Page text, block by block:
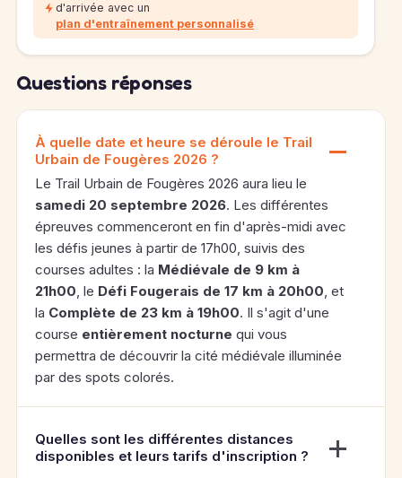
d'arrivée avec un
plan d'entraînement personnalisé
Questions réponses
À quelle date et heure se déroule le Trail
Urbain de Fougères 2026 ?
Le Trail Urbain de Fougères 2026 aura lieu le
samedi 20 septembre 2026. Les différentes
épreuves commenceront en fin d'après-midi avec
les défis jeunes à partir de 17h00, suivis des
courses adultes : la Médiévale de 9 km à
21h00, le Défi Fougerais de 17 km à 20h00, et
la Complète de 23 km à 19h00. Il s'agit d'une
course entièrement nocturne qui vous
permettra de découvrir la cité médiévale illuminée
par des spots colorés.
Quelles sont les différentes distances
disponibles et leurs tarifs d'inscription ?